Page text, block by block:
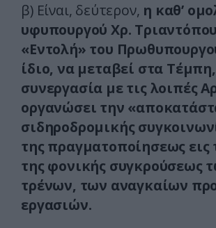
β) Είναι, δεύτερον, η καθ’
υφυπουργού Χρ.
«Εντολή» του
ίδιο, να μεταβεί στα
συνεργασία με τις λοιπές
οργανώσει την
σιδηροδρομικής
της πραγματοποίησεως εις
της φονικής συγκρούσεως
τρένων, των αναγκαίων
εργασιών.